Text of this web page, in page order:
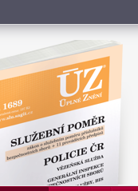
poměr příslušníků